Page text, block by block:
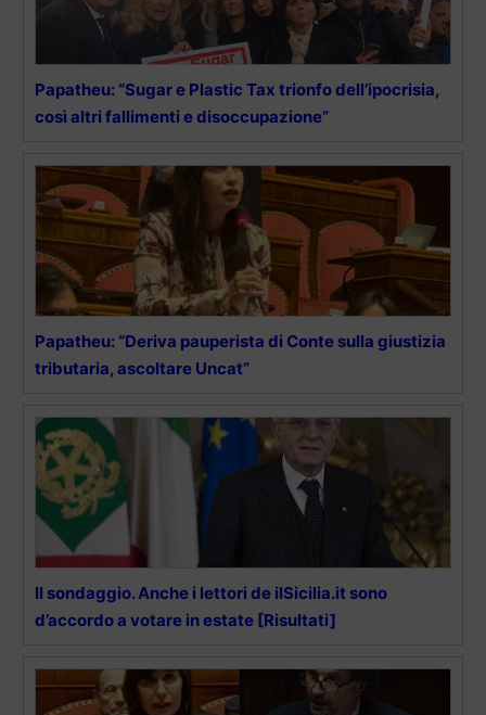
Papatheu: “Sugar e Plastic Tax trionfo dell’ipocrisia,
così altri fallimenti e disoccupazione”
Papatheu: “Deriva pauperista di Conte sulla giustizia
tributaria, ascoltare Uncat”
Il sondaggio. Anche i lettori de ilSicilia.it sono
d’accordo a votare in estate [Risultati]